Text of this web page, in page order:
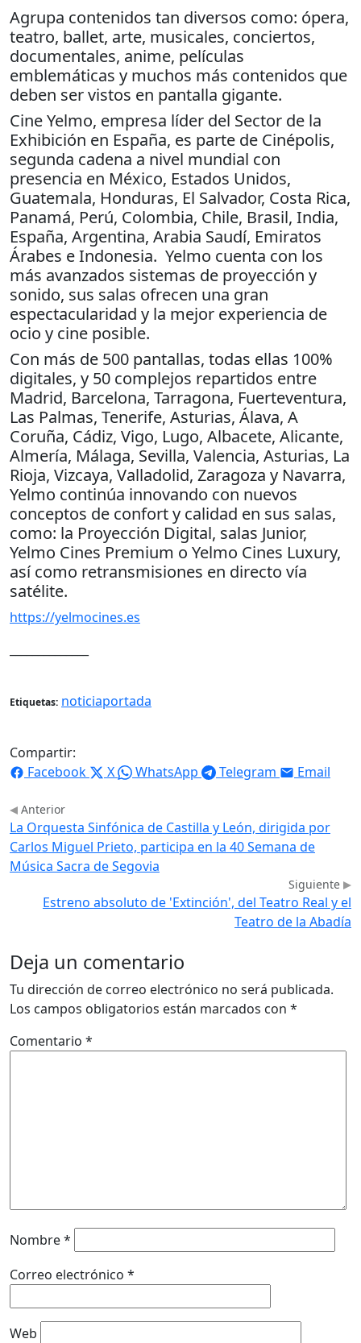
Agrupa contenidos tan diversos como: ópera,
teatro, ballet, arte, musicales, conciertos,
documentales, anime, películas
emblemáticas y muchos más contenidos que
deben ser vistos en pantalla gigante.
Cine Yelmo, empresa líder del Sector de la
Exhibición en España, es parte de Cinépolis,
segunda cadena a nivel mundial con
presencia en México, Estados Unidos,
Guatemala, Honduras, El Salvador, Costa Rica,
Panamá, Perú, Colombia, Chile, Brasil, India,
España, Argentina, Arabia Saudí, Emiratos
Árabes e Indonesia. Yelmo cuenta con los
más avanzados sistemas de proyección y
sonido, sus salas ofrecen una gran
espectacularidad y la mejor experiencia de
ocio y cine posible.
Con más de 500 pantallas, todas ellas 100%
digitales, y 50 complejos repartidos entre
Madrid, Barcelona, Tarragona, Fuerteventura,
Las Palmas, Tenerife, Asturias, Álava, A
Coruña, Cádiz, Vigo, Lugo, Albacete, Alicante,
Almería, Málaga, Sevilla, Valencia, Asturias, La
Rioja, Vizcaya, Valladolid, Zaragoza y Navarra,
Yelmo continúa innovando con nuevos
conceptos de confort y calidad en sus salas,
como: la Proyección Digital, salas Junior,
Yelmo Cines Premium o Yelmo Cines Luxury,
así como retransmisiones en directo vía
satélite.
https://yelmocines.es
Etiquetas: noticiaportada
Compartir:
Facebook
X WhatsApp Telegram Email
Anterior
La Orquesta Sinfónica de Castilla y León, dirigida por
Carlos Miguel Prieto, participa en la 40 Semana de
Música Sacra de Segovia
Siguiente
Estreno absoluto de 'Extinción', del Teatro Real y el
Teatro de la Abadía
Deja un comentario
Tu dirección de correo electrónico no será publicada.
Los campos obligatorios están marcados con *
Comentario *
Nombre*
Correo electrónico *
Web